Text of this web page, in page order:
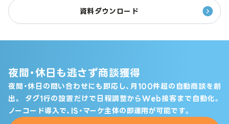
資料ダウンロード
夜間・休日も逃さず商談獲得
夜間・休日の問い合わせにも即応し、月100件超の自動商談を創
出。
タグ1行の設置だけで日程調整からWeb接客まで自動化。
ノーコード導入で、IS・マーケ主体の即運用が可能です。